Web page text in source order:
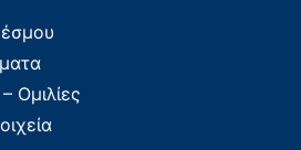
Ομιλίες